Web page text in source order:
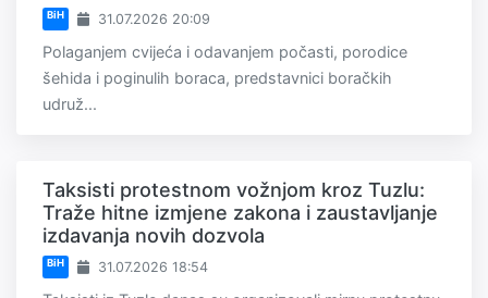
BiH 31.07.2026 20:09
Polaganjem cvijeća i odavanjem počasti, porodice
šehida i poginulih boraca, predstavnici boračkih
udruž...
Taksisti protestnom vožnjom kroz Tuzlu:
Traže hitne izmjene zakona i zaustavljanje
izdavanja novih dozvola
BiH 31.07.2026 18:54